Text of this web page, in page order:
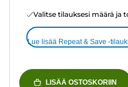
Valitse tilauksesi määrä ja
Lue lisää Repeat & Save -
LISÄÄ OSTOSKORIIN